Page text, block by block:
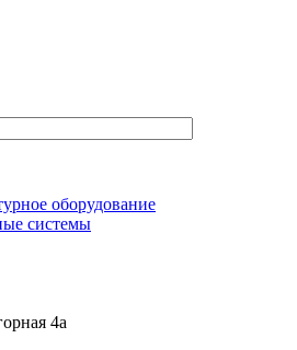
оборудование
системы
4а